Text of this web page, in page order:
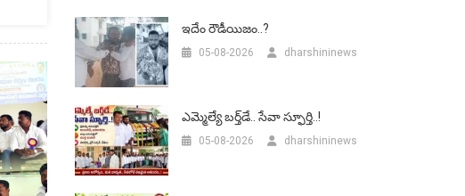
ఇదేం రౌడీయిజం..?
05-08-2026 dharshininews
ఎమ్మెల్యే బర్త్‌డే.. సేవా స్ఫూర్తి..!
05-08-2026 dharshininews